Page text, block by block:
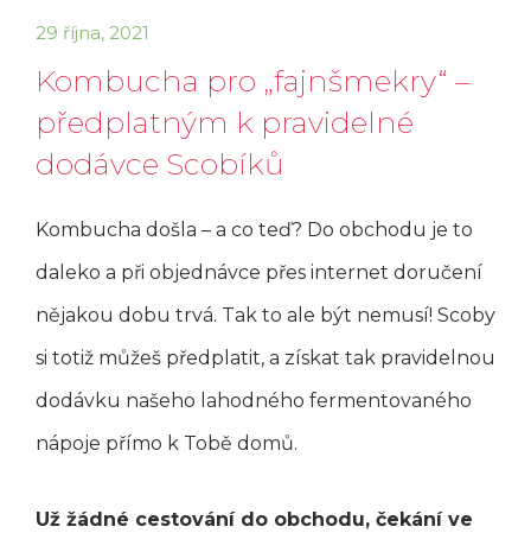
29 října, 2021
Kombucha pro „fajnšmekry“ –
předplatným k pravidelné
dodávce Scobíků
Kombucha došla – a co teď? Do obchodu je to
daleko a při objednávce přes internet doručení
nějakou dobu trvá. Tak to ale být nemusí! Scoby
si totiž můžeš předplatit, a získat tak pravidelnou
dodávku našeho lahodného fermentovaného
nápoje přímo k Tobě domů.
Už žádné cestování do obchodu, čekání ve